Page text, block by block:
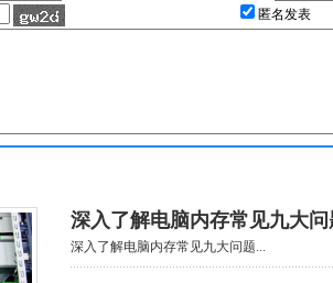
匿名发表
深入了解电脑内存常见九大问
深入了解电脑内存常见九大问题...